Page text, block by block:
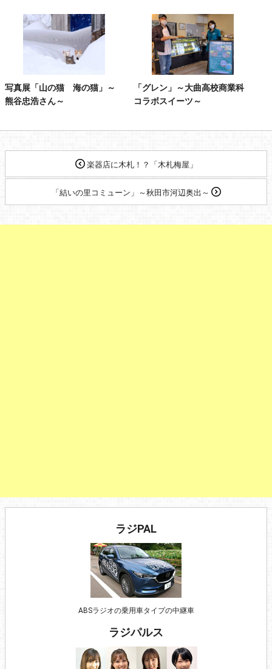
写真展「山の猫 海の猫」～
熊谷忠浩さん～
「グレン」～大曲高校商業科
コラボスイーツ～
楽器店に木札！？「木札梅屋」
「結いの里コミューン」～秋田市河辺奥出～
ラジPAL
ABSラジオの乗用車タイプの中継車
ラジパルス